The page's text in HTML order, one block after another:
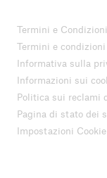
Termini e
Termini e
Informativa sulla
Informazioni sui
Politica sui reclami
Pagina di stato dei
Impostazioni Cookie